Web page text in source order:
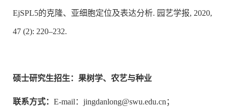
EjSPL5的克隆、亚细胞定位及表达分析. 园艺学报, 2020,
47 (2): 220–232.
硕士研究生招生：果树学、农艺与种业
联系方式： E-mail： jingdanlong@swu.edu.cn ；